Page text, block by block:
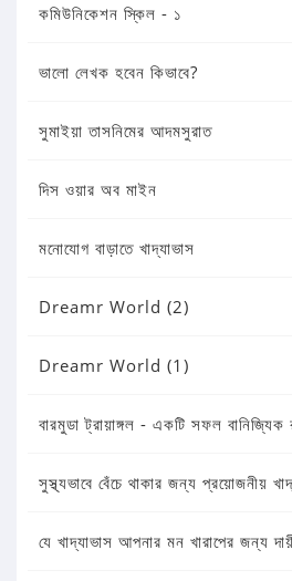
কমিউনিকেশন স্কিল - ১
ভালো লেখক হবেন কিভাবে?
সুমাইয়া তাসনিমের আদমসুরাত
দিস ওয়ার অব মাইন
মনোযোগ বাড়াতে খাদ্যাভাস
Dreamr World (2)
Dreamr World (1)
বারমুডা ট্রায়াঙ্গল - একটি সফল
সুস্থ্যভাবে বেঁচে থাকার জন্য প্রয়োজনীয়
যে খাদ্যাভাস আপনার মন খারাপের জন্য